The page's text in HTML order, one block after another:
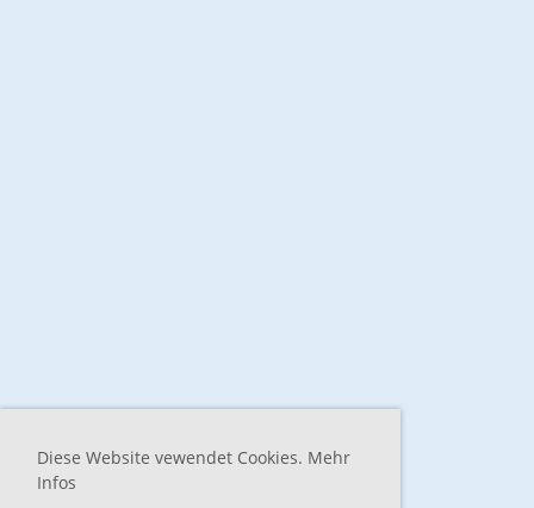
Diese Website vewendet Cookies. Mehr
Infos